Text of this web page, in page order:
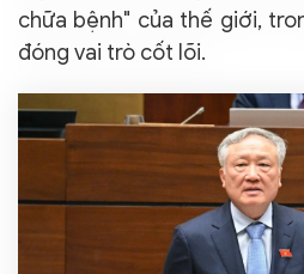
chữa bệnh" của thế giới,
đóng vai trò cốt lõi.